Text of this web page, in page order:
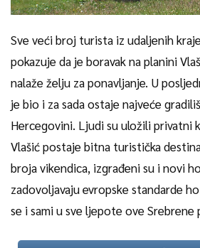
Sve veći broj turista iz udaljenih
pokazuje da je boravak na planini
nalaže želju za ponavljanje. U
je bio i za sada ostaje najveće
Hercegovini. Ljudi su uložili privatni
Vlašić postaje bitna turistička
broja vikendica, izgrađeni su i novi
zadovoljavaju evropske standarde
se i sami u sve ljepote ove Srebrene